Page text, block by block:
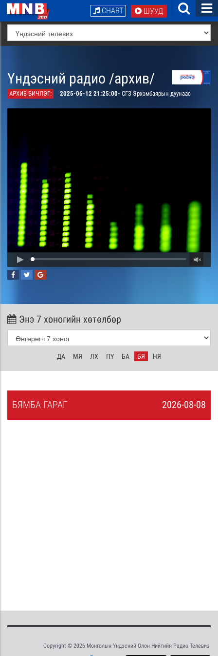
ШУУД
CHART
Үндэсний радио /архив/
АРХИВ БИЧЛЭГ: 2025-06-12 21:25:00- СГЗ Эрхэмбаярын дуунаас
Энэ 7 хоногийн хөтөлбөр
ДА МЯ ЛХ ПҮ БА БЯ НЯ
2026-08-08
БЯМБА ГАРАГ
Copyright © 2026 Монголын Үндэсний Олон Нийтийн Радио Телевиз.